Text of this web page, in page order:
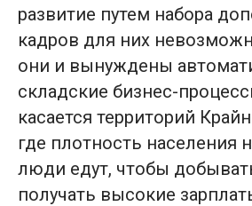
развитие путем набора
кадров для них
они и вынуждены
складские бизнес-
касается территорий
где плотность населения
люди едут, чтобы
получать высокие